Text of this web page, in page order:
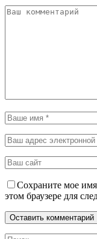
Сохраните мое
этом браузере для